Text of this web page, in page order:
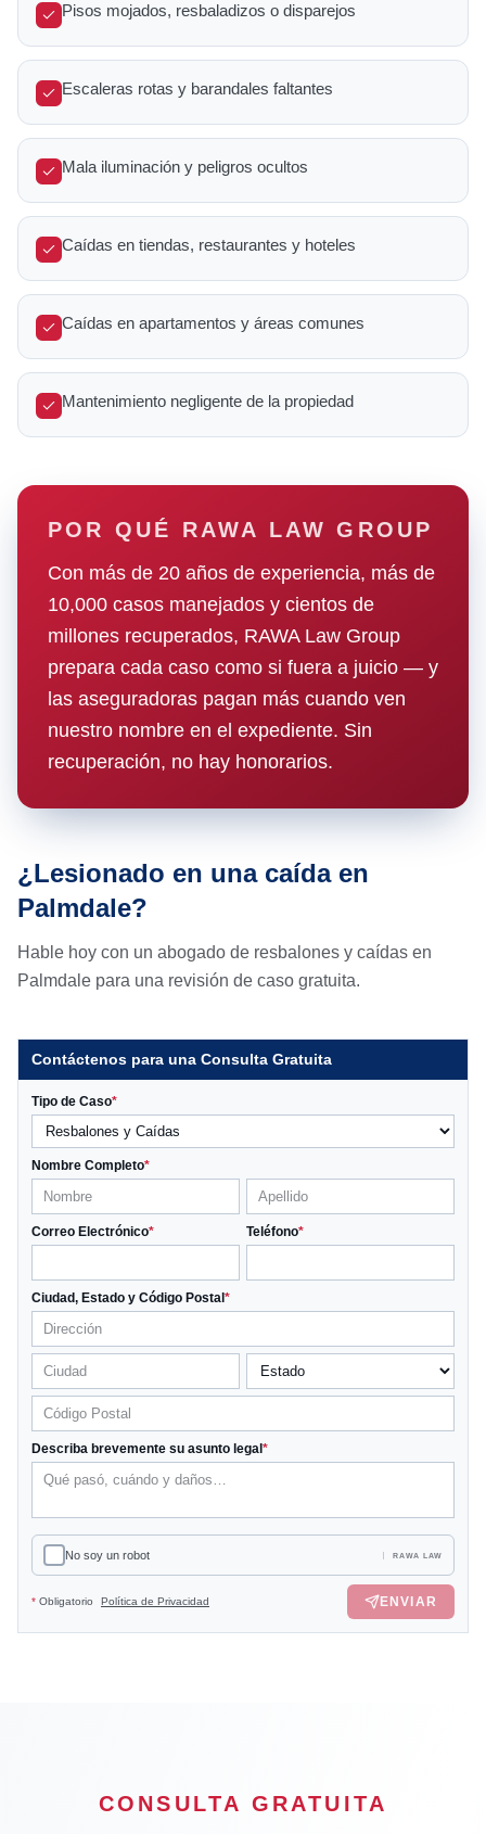
Pisos mojados, resbaladizos o disparejos
Escaleras rotas y barandales faltantes
Mala iluminación y peligros ocultos
Caídas en tiendas, restaurantes y hoteles
Caídas en apartamentos y áreas comunes
Mantenimiento negligente de la propiedad
POR QUÉ RAWA LAW GROUP
Con más de 20 años de experiencia, más de
10,000 casos manejados y cientos de
millones recuperados, RAWA Law Group
prepara cada caso como si fuera a juicio — y
las aseguradoras pagan más cuando ven
nuestro nombre en el expediente. Sin
recuperación, no hay honorarios.
¿Lesionado en una caída en
Palmdale?
Hable hoy con un abogado de resbalones y caídas en
Palmdale para una revisión de caso gratuita.
Contáctenos para una Consulta Gratuita
Tipo de Caso*
Nombre Completo*
Correo Electrónico* Teléfono*
Ciudad, Estado y Código Postal *
Describa brevemente su asunto legal *
No soy un robot RAWA LAW
* Obligatorio Política de Privacidad ENVIAR
CONSULTA GRATUITA